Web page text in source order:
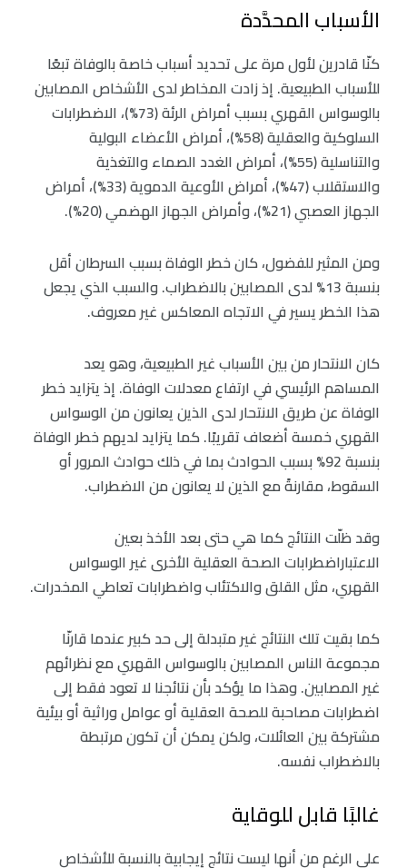
الأسباب المحدَّدة
كنّا قادرين لأول مرة على تحديد أسباب خاصة بالوفاة تبعًا
للأسباب الطبيعية. إذ زادت المخاطر لدى الأشخاص المصابين
بالوسواس القهري بسبب أمراض الرئة (73%)، الاضطرابات
السلوكية والعقلية (58%)، أمراض الأعضاء البولية
والتناسلية (55%)، أمراض الغدد الصماء والتغذية
والاستقلاب (47%)، أمراض الأوعية الدموية (33%)، أمراض
الجهاز العصبي (21%)، وأمراض الجهاز الهضمي (20%).
ومن المثير للفضول، كان خطر الوفاة بسبب السرطان أقل
بنسبة 13% لدى المصابين بالاضطراب. والسبب الذي يجعل
هذا الخطر يسير في الاتجاه المعاكس غير معروف.
كان الانتحار من بين الأسباب غير الطبيعية، وهو يعد
المساهم الرئيسي في ارتفاع معدلات الوفاة. إذ يتزايد خطر
الوفاة عن طريق الانتحار لدى الذين يعانون من الوسواس
القهري خمسة أضعاف تقريبًا. كما يتزايد لديهم خطر الوفاة
بنسبة 92% بسبب الحوادث بما في ذلك حوادث المرور أو
السقوط، مقارنةً مع الذين لا يعانون من الاضطراب.
وقد ظلّت النتائج كما هي حتى بعد الأخذ بعين
الاعتباراضطرابات الصحة العقلية الأخرى غير الوسواس
القهري، مثل القلق والاكتئاب واضطرابات تعاطي المخدرات.
كما بقيت تلك النتائج غير متبدلة إلى حد كبير عندما قارنّا
مجموعة الناس المصابين بالوسواس القهري مع نظرائهم
غير المصابين. وهذا ما يؤكد بأن نتائجنا لا تعود فقط إلى
اضطرابات مصاحبة للصحة العقلية أو عوامل وراثية أو بيئية
مشتركة بين العائلات، ولكن يمكن أن تكون مرتبطة
بالاضطراب نفسه.
غالبًا قابل للوقاية
على الرغم من أنها ليست نتائج إيجابية بالنسبة للأشخاص